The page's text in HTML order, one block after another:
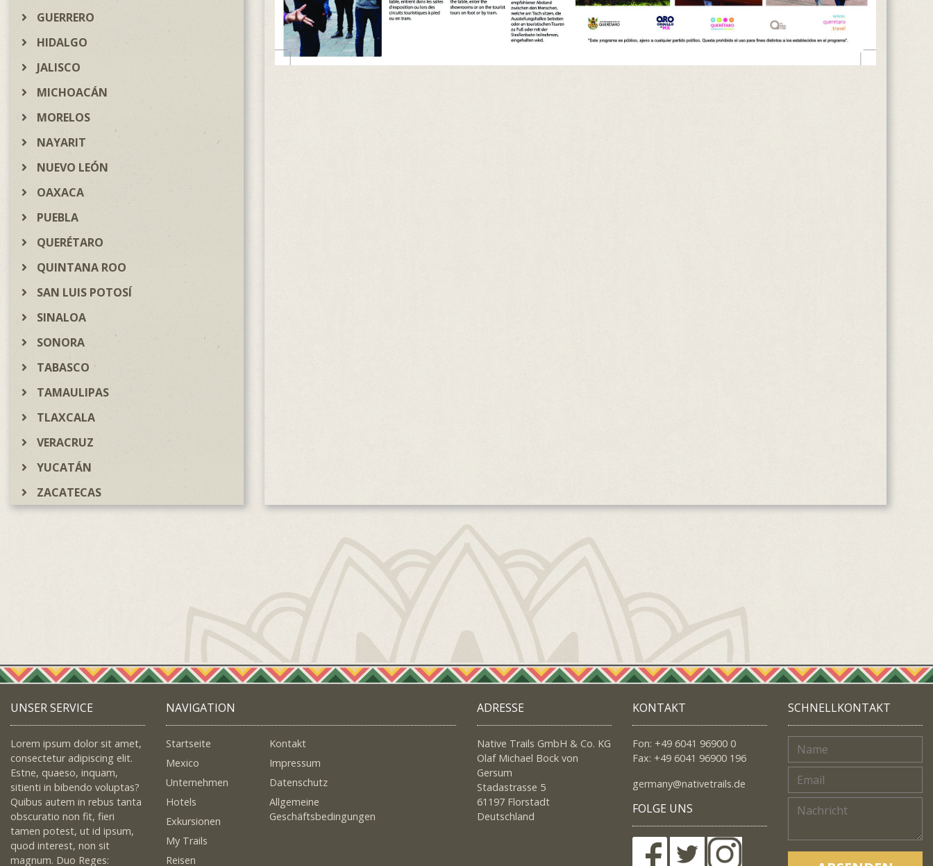
GUERRERO
HIDALGO
JALISCO
MICHOACÁN
MORELOS
NAYARIT
NUEVO LEÓN
OAXACA
PUEBLA
QUERÉTARO
QUINTANA ROO
SAN LUIS POTOSÍ
SINALOA
SONORA
TABASCO
TAMAULIPAS
TLAXCALA
VERACRUZ
YUCATÁN
ZACATECAS
UNSER SERVICE
Lorem ipsum dolor sit amet,
consectetur adipiscing elit.
Estne, quaeso, inquam,
sitienti in bibendo voluptas?
Quibus autem in rebus tanta
obscuratio non fit, fieri
tamen potest, ut id ipsum,
quod interest, non sit
magnum. Duo Reges:
NAVIGATION
Startseite
Mexico
Unternehmen
Hotels
Exkursionen
My Trails
Reisen
Kontakt
Impressum
Datenschutz
Allgemeine
Geschäftsbedingungen
ADRESSE
Native Trails GmbH & Co. KG
Olaf Michael Bock von
Gersum
Stadastrasse 5
61197 Florstadt
Deutschland
KONTAKT
Fon: +49 6041 96900 0
Fax: +49 6041 96900 196
germany@nativetrails.de
FOLGE UNS
SCHNELLKONTAKT